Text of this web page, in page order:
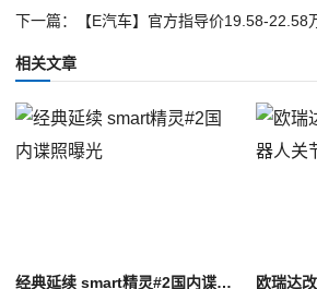
下一篇：【E汽车】官方指导价19.58-22.58
相关文章
经典延续 smart精灵#2国内谍照曝光